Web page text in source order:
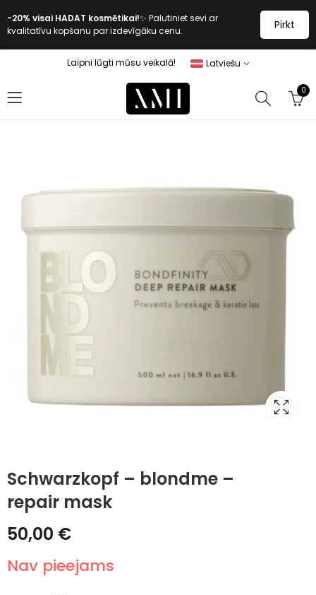
-20% visai HADAT kosmētikai!✨ Palutiniet sevi ar
kvalitatīvu kopšanu par izdevīgāku cenu.
Pirkt
Laipni lūgti mūsu veikalā! Latviešu
0
Schwarzkopf – blondme –
repair mask
50,00 €
Nav pieejams